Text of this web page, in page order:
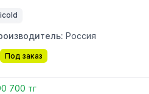
Россия
Под заказ
700 тг